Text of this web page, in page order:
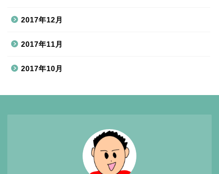
2017年12月
2017年11月
2017年10月